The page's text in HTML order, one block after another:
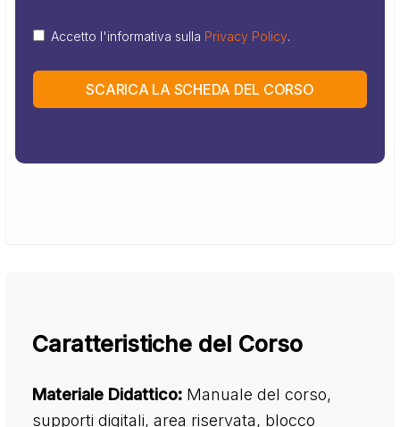
Accetto l'informativa sulla Privacy Policy.
SCARICA LA SCHEDA DEL CORSO
Caratteristiche del Corso
Materiale Didattico: Manuale del corso,
supporti digitali, area riservata, blocco